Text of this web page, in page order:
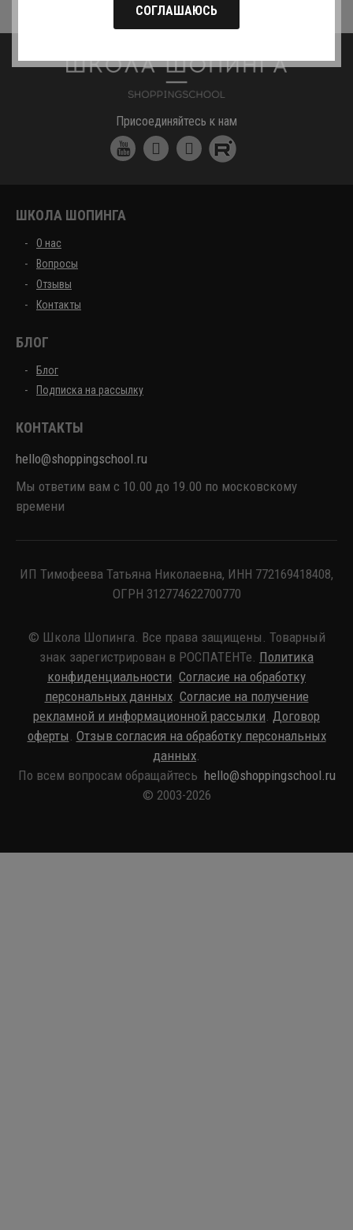
СОГЛАШАЮСЬ
Присоединяйтесь к нам
ШКОЛА ШОПИНГА
О нас
Вопросы
Отзывы
Контакты
БЛОГ
Блог
Подписка на рассылку
КОНТАКТЫ
hello@shoppingschool.ru
Мы ответим вам с 10.00 до 19.00 по московскому
времени
ИП Тимофеева Татьяна Николаевна, ИНН 772169418408,
ОГРН 312774622700770
© Школа Шопинга. Все права защищены. Товарный
знак зарегистрирован в РОСПАТЕНТе. Политика
конфиденциальности. Согласие на обработку
персональных данных. Согласие на получение
рекламной и информационной рассылки. Договор
оферты . Отзыв согласия на обработку персональных
данных.
По всем вопросам обращайтесь hello@shoppingschool.ru
© 2003-2026